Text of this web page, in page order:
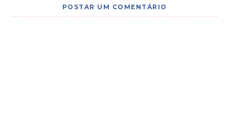
POSTAR UM COMENTÁRIO